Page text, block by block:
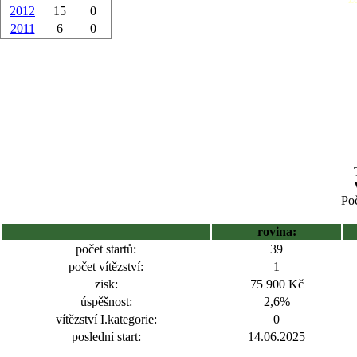
2012
15
0
2011
6 0
rovina:
počet startů:
39
počet vítězství:
1
zisk:
75 900 Kč
úspěšnost:
2,6%
vítězství I.kategorie:
0
poslední start:
14.06.2025